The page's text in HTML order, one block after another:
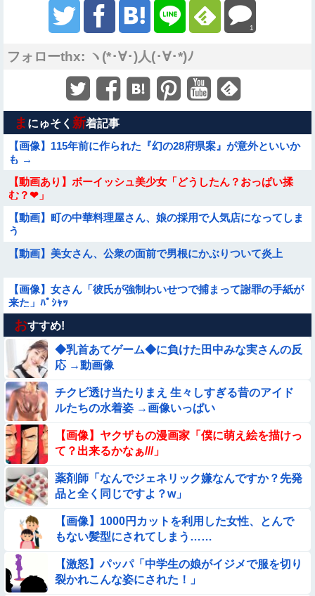
1
フォローthx: ヽ(*･∀･)人(･∀･*)ﾉ
ま にゅそく 新着記事
【画像】115年前に作られた『幻の28府県案』が意外といいか
も →
【動画あり】ボーイッシュ美少女「どうしたん？おっぱい揉
む？❤」
【動画】町の中華料理屋さん、娘の採用で人気店になってしま
う
【動画】美女さん、公衆の面前で男根にかぶりついて炎上
【画像】女さん「彼氏が強制わいせつで捕まって謝罪の手紙が
来た」ﾊﾟｼｬｯ
【要審議】４歳娘が描いたママのお尻ｗｗｗｗｗ【画像】
【動画】スペインのJK、レベチｗｗｗｗｗｗｗｗｗｗ
【参考画像】脱がしたら『残念オッパイ』を褒める時の模範解
答
【動画】南米系のデカパイぽっちゃり女さん、配信がヱ口すぎ
ｗｗｗｗｗｗｗ
【動画】ロシアの少年、姉（14）の水着姿に勃起してしまうｗ
ｗｗｗｗｗ
【朗報】メンヘラ女の子、可愛すぎると話題にｗｗｗｗｗｗｗ
ｗｗｗｗ
【悲報】昭和世代さん、「1時間弱」は1時間に満たない、「1
時間強」は1時間＋αだと思ってる😭
★★水着姿を見た彼氏が「核兵器並みのボディだね」って褒め
てくれた(´；ω；｀)
おすすめ!
◆乳首あてゲーム◆に負けた田中みな実さんの反
応 →動画像
チクビ透け当たりまえ 生々しすぎる昔のアイド
ルたちの水着姿 →画像いっぱい
【画像】ヤクザもの漫画家「僕に萌え絵を描けっ
て？出来るかなぁ///」
薬剤師「なんでジェネリック嫌なんですか？先発
品と全く同じですよ？w」
【画像】1000円カットを利用した女性、とんで
もない髪型にされてしまう……
【激怒】パッパ「中学生の娘がイジメで服を切り
裂かれこんな姿にされた！」